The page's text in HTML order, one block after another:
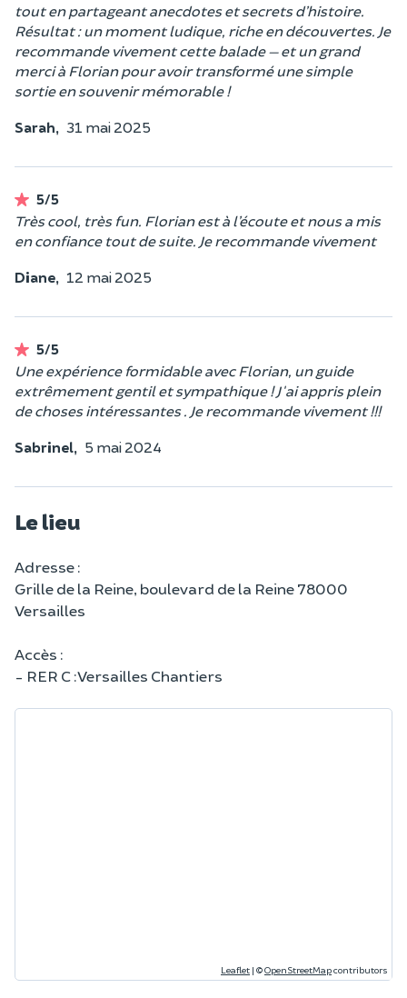
tout en partageant anecdotes et secrets d’histoire.
Résultat : un moment ludique, riche en découvertes. Je
recommande vivement cette balade — et un grand
merci à Florian pour avoir transformé une simple
sortie en souvenir mémorable !
Sarah, 31 mai 2025
5/5
Très cool, très fun. Florian est à l’écoute et nous a mis
en confiance tout de suite. Je recommande vivement
Diane, 12 mai 2025
5/5
Une expérience formidable avec Florian, un guide
extrêmement gentil et sympathique ! J'ai appris plein
de choses intéressantes . Je recommande vivement !!!
Sabrinel, 5 mai 2024
Le lieu
Adresse :
Grille de la Reine, boulevard de la Reine 78000
Versailles
Accès :
- RER C : Versailles Chantiers
Leaflet | ©OpenStreetMapcontributors